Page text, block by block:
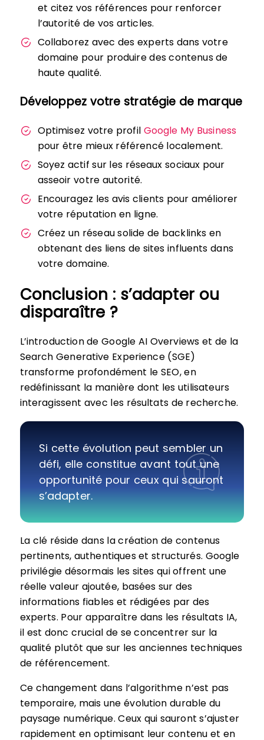
et citez vos références pour renforcer
l’autorité de vos articles.
Collaborez avec des experts dans votre
domaine pour produire des contenus de
haute qualité.
Développez votre stratégie de marque
Optimisez votre profil Google My Business
pour être mieux référencé localement.
Soyez actif sur les réseaux sociaux pour
asseoir votre autorité.
Encouragez les avis clients pour améliorer
votre réputation en ligne.
Créez un réseau solide de backlinks en
obtenant des liens de sites influents dans
votre domaine.
Conclusion : s’adapter ou
disparaître ?
L’introduction de Google AI Overviews et de la
Search Generative Experience (SGE)
transforme profondément le SEO, en
redéfinissant la manière dont les utilisateurs
interagissent avec les résultats de recherche.
Si cette évolution peut sembler un
défi, elle constitue avant tout une
opportunité pour ceux qui sauront
s’adapter.
La clé réside dans la création de contenus
pertinents, authentiques et structurés. Google
privilégie désormais les sites qui offrent une
réelle valeur ajoutée, basées sur des
informations fiables et rédigées par des
experts. Pour apparaître dans les résultats IA,
il est donc crucial de se concentrer sur la
qualité plutôt que sur les anciennes techniques
de référencement.
Ce changement dans l’algorithme n’est pas
temporaire, mais une évolution durable du
paysage numérique. Ceux qui sauront s’ajuster
rapidement en optimisant leur contenu et en